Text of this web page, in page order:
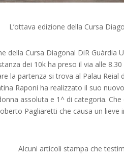
L’ottava edizione della Cursa
della Cursa Diagonal DiR
dei 10k ha preso il via alle
la partenza si trova al Palau Reial
Raponi ha realizzato il suo
assoluta e 1^ di categoria.
Pagliaretti che causa un
Alcuni articoli stampa che